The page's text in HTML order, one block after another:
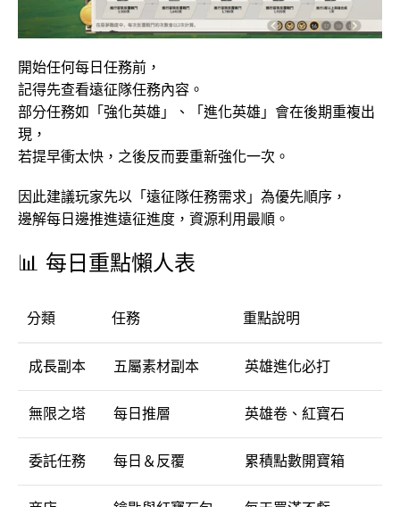
開始任何每日任務前，
記得先查看遠征隊任務內容。
部分任務如「強化英雄」、「進化英雄」會在後期重複出
現，
若提早衝太快，之後反而要重新強化一次。
因此建議玩家先以「遠征隊任務需求」為優先順序，
邊解每日邊推進遠征進度，資源利用最順。
📊 每日重點懶人表
分類 任務 重點說明
成長副本 五屬素材副本 英雄進化必打
無限之塔 每日推層 英雄卷、紅寶石
委託任務 每日＆反覆 累積點數開寶箱